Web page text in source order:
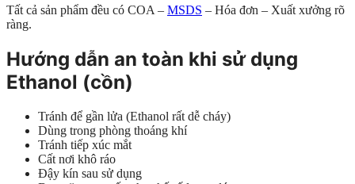
Tất cả sản phẩm đều có COA – MSDS – Hóa đơn – Xuất xưởng rõ
ràng.
Hướng dẫn an toàn khi sử dụng
Ethanol (cồn)
Tránh để gần lửa (Ethanol rất dễ cháy)
Dùng trong phòng thoáng khí
Tránh tiếp xúc mắt
Cất nơi khô ráo
Đậy kín sau sử dụng